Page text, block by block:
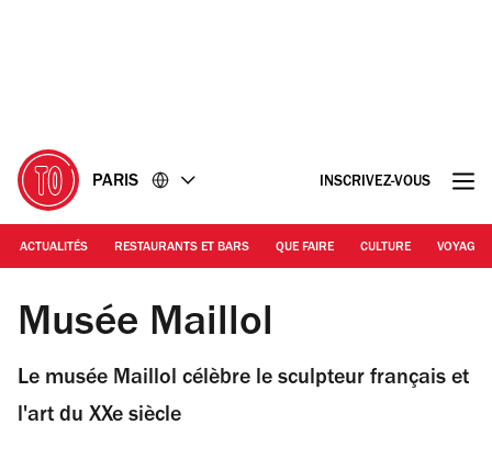
PARIS INSCRIVEZ-VOUS
ACTUALITÉS RESTAURANTS ET BARS QUE FAIRE CULTURE VOYAGE
Musée Maillol
Musée Maillol
Le musée Maillol célèbre le sculpteur français et
l'art du XXe siècle